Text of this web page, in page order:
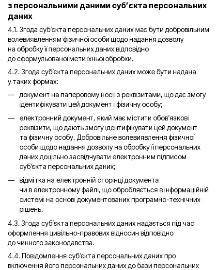
з персональними даними суб’єкта персональних
даних
4.1. Згода суб’єкта персональних даних має бути добровільним
волевиявленням фізичної особи щодо надання дозволу
на обробку її персональних даних відповідно
до сформульованої мети їхньої обробки.
4.2. Згода суб’єкта персональних даних може бути надана
у таких формах:
документ на паперовому носії з реквізитами, що дає змогу
ідентифікувати цей документ і фізичну особу;
електронний документ, який має містити обов’язкові
реквізити, що дають змогу ідентифікувати цей документ
та фізичну особу. Добровільне волевиявлення фізичної
особи щодо надання дозволу на обробку її персональних
даних доцільно засвідчувати електронним підписом
суб’єкта персональних даних;
відмітка на електронній сторінці документа
чи в електронному файлі, що обробляється в інформаційній
системі на основі документованих програмно-технічних
рішень.
4.3. Згода суб’єкта персональних даних надається під час
оформлення цивільно-правових відносин відповідно
до чинного законодавства.
4.4. Повідомлення суб’єкта персональних даних про
включення його персональних даних до бази персональних